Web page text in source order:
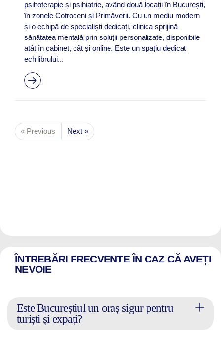
psihoterapie și psihiatrie, având două locații în București,
în zonele Cotroceni și Primăverii. Cu un mediu modern
și o echipă de specialiști dedicați, clinica sprijină
sănătatea mentală prin soluții personalizate, disponibile
atât în cabinet, cât și online. Este un spațiu dedicat
echilibrului...
« Previous Next »
ÎNTREBĂRI FRECVENTE ÎN CAZ CĂ AVEȚI
NEVOIE
Este Bucureștiul un oraș sigur pentru
turiști și expați?